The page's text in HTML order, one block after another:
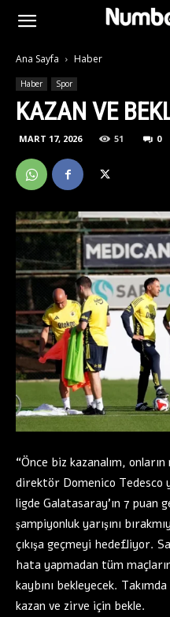
Ana Sayfa Haber
Haber Spor
KAZAN VE
MART 17, 2026 51 0
“Önce biz kazanalım,
direktör Domenico Tedesco
ligde Galatasaray’ın 7 puan
şampiyonluk yarışını
çıkışa geçmeyi hedefliyor.
hata yapmadan tüm
kaybını bekleyecek.
kazan ve zirve için bekle.